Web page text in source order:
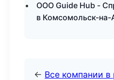
ООО Guide Hub -
в Комсомольск-на-
← Все компании в